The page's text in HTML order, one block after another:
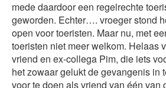
mede daardoor een regelrechte
geworden. Echter…. vroeger stond
open voor toeristen. Maar nu, met
toeristen niet meer welkom. Helaas
vriend en ex-collega Pim, die iets
het zowaar gelukt de gevangenis in
voor te doen als vriend van één van